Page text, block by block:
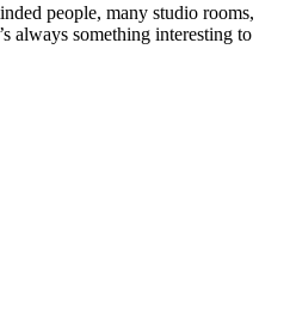
people, many studio rooms,
always something interesting to